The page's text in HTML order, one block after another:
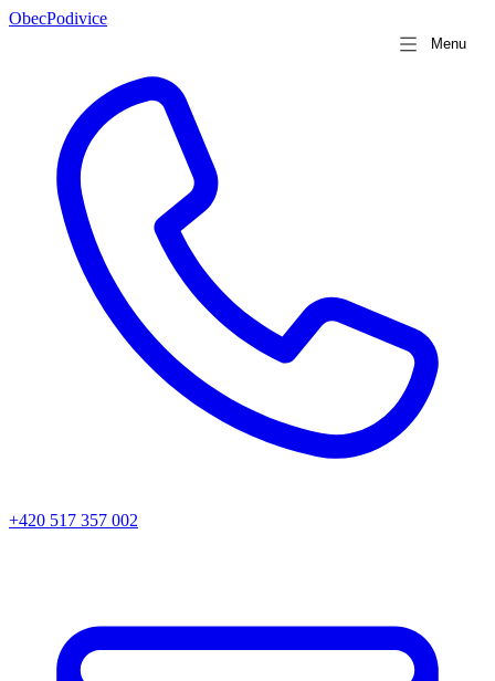
ObecPodivice
+420 517 357 002
Menu